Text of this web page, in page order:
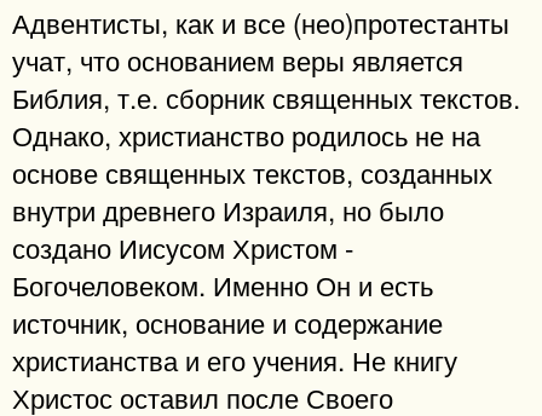
Адвентисты, как и все (нео)протестанты
учат, что основанием веры является
Библия, т.е. сборник священных текстов.
Однако, христианство родилось не на
основе священных текстов, созданных
внутри древнего Израиля, но было
создано Иисусом Христом -
Богочеловеком. Именно Он и есть
источник, основание и содержание
христианства и его учения. Не книгу
Христос оставил после Своего